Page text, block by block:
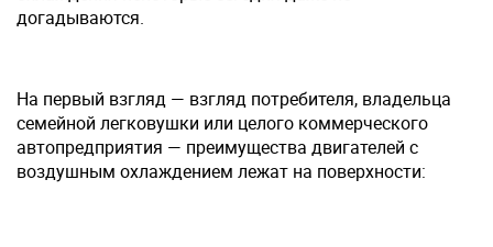
догадываются.
На первый взгляд — взгляд потребителя, владельца
семейной легковушки или целого коммерческого
автопредприятия — преимущества двигателей с
воздушным охлаждением лежат на поверхности: